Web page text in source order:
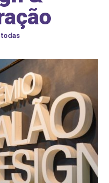
todas